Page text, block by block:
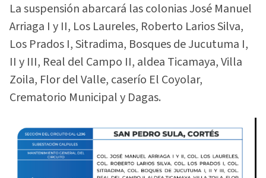
La suspensión abarcará las colonias José Manuel
Arriaga I y II, Los Laureles, Roberto Larios Silva,
Los Prados I, Sitradima, Bosques de Jucutuma I,
II y III, Real del Campo II, aldea Ticamaya, Villa
Zoila, Flor del Valle, caserío El Coyolar,
Crematorio Municipal y Dagas.